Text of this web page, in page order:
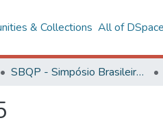
& Collections All of DSpace
SBQP - Simpósio Brasileiro de Qualidade do Projeto no Ambiente Construído